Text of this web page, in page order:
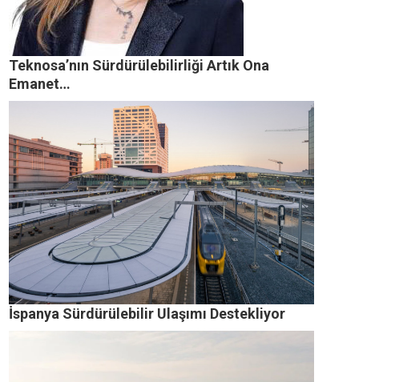
Teknosa’nın Sürdürülebilirliği Artık Ona
Emanet…
İspanya Sürdürülebilir Ulaşımı Destekliyor